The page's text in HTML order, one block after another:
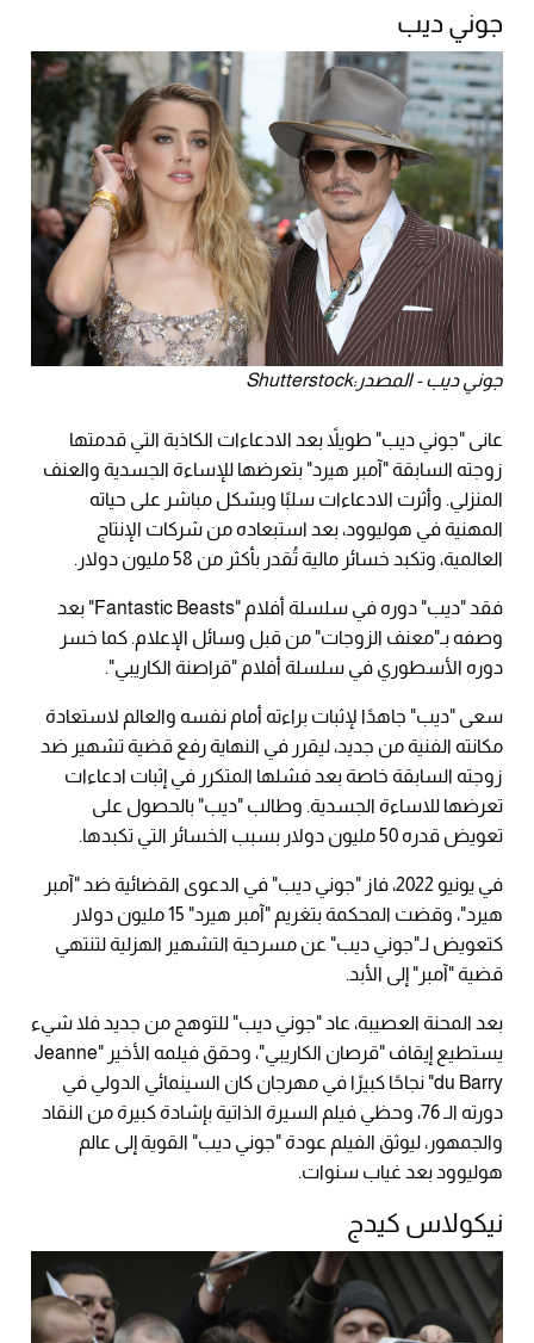
جوني ديب
جوني ديب - المصدر:Shutterstock
عانى "جوني ديب" طويلاً بعد الادعاءات الكاذبة التي قدمتها
زوجته السابقة "آمبر هيرد" بتعرضها للإساءة الجسدية والعنف
المنزلي. وأثرت الادعاءات سلبًا وبشكل مباشر على حياته
المهنية في هوليوود، بعد استبعاده من شركات الإنتاج
العالمية، وتكبد خسائر مالية تُقدر بأكثر من 58 مليون دولار.
فقد "ديب" دوره في سلسلة أفلام "Fantastic Beasts" بعد
وصفه بـ"معنف الزوجات" من قبل وسائل الإعلام. كما خسر
دوره الأسطوري في سلسلة أفلام "قراصنة الكاريبي".
سعى "ديب" جاهدًا لإثبات براءته أمام نفسه والعالم لاستعادة
مكانته الفنية من جديد، ليقرر في النهاية رفع قضية تشهير ضد
زوجته السابقة خاصة بعد فشلها المتكرر في إثبات ادعاءات
تعرضها للاساءة الجسدية. وطالب "ديب" بالحصول على
تعويض قدره 50 مليون دولار بسبب الخسائر التي تكبدها.
في يونيو 2022، فاز "جوني ديب" في الدعوى القضائية ضد "آمبر
هيرد"، وقضت المحكمة بتغريم "آمبر هيرد" 15 مليون دولار
كتعويض لـ"جوني ديب" عن مسرحية التشهير الهزلية لتنتهي
قضية "آمبر" إلى الأبد.
بعد المحنة العصيبة، عاد "جوني ديب" للتوهج من جديد فلا شيء
يستطيع إيقاف "قرصان الكاريبي"، وحقق فيلمه الأخير "Jeanne
du Barry" نجاحًا كبيرًا في مهرجان كان السينمائي الدولي في
دورته الـ 76، وحظي فيلم السيرة الذاتية بإشادة كبيرة من النقاد
والجمهور، ليوثق الفيلم عودة "جوني ديب" القوية إلى عالم
هوليوود بعد غياب سنوات.
نيكولاس كيدج